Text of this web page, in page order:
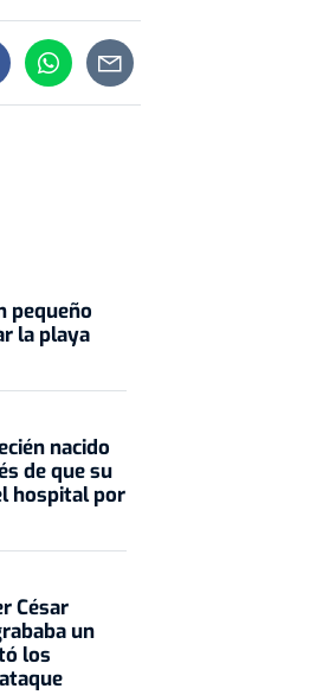
pequeño
la playa
nacido
de que su
hospital por
César
un
los